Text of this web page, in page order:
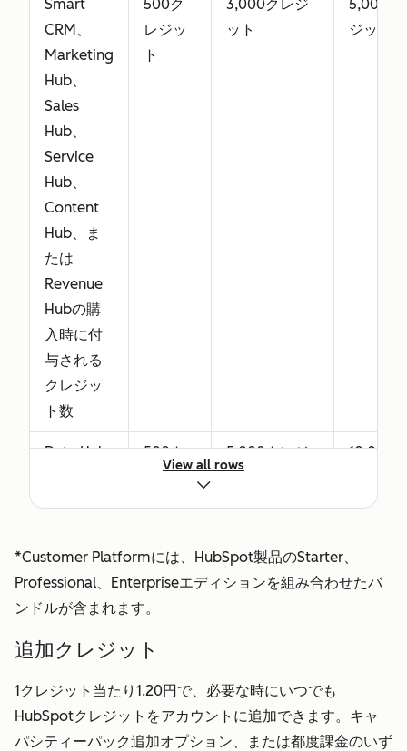
アシートの
Revenueシ
ート（旧：
Commerce
シート）
高度なCPQ
ツールを含
む、
Revenue
Hub
Professional
ます。
Revenueシ
ートには、
コアシート
権も含まれ
ます。
Smart
CRM、
Marketing
Hub、
Sales
Hub、
Service
Hub、
Content
Hub、ま
たは
Revenue
Hubの購
入時に付
与される
クレジッ
ト数
500ク
レジッ
ト
3,000クレジ
ット
5,000ク
ジット
Data Hub
の購入時
に付与さ
れるクレ
500ク
レジッ
5,000クレジ
ット
10,000
View all rows
*Customer Platformには、HubSpot製品のStarter、
Professional、Enterpriseエディションを組み合わせたバ
ンドルが含まれます。
追加クレジット
1クレジット当たり1.20円で、必要な時にいつでも
HubSpotクレジットをアカウントに追加できます。キャ
パシティーパック追加オプション、または都度課金のいず